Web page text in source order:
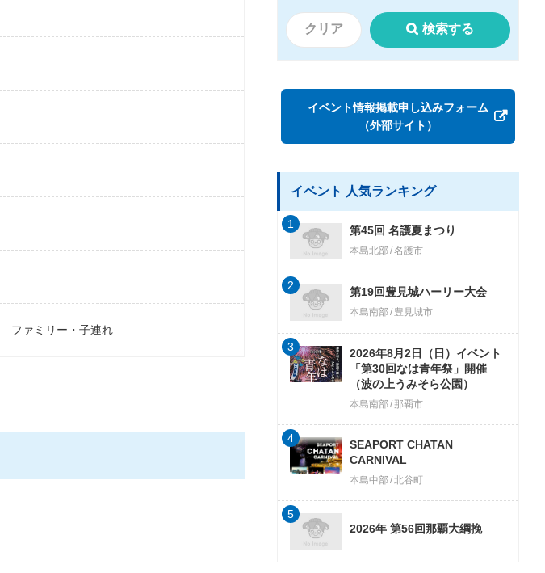
ファミリー・子連れ
クリア 検索する
イベント情報掲載申し込みフォーム
（外部サイト）
イベント 人気ランキング
第45回 名護夏まつり
本島北部 名護市
1
第19回豊見城ハーリー大会
本島南部 豊見城市
2
2026年8月2日（日）イベント
「第30回なは青年祭」開催
（波の上うみそら公園）
本島南部 那覇市
3
SEAPORT CHATAN
CARNIVAL
本島中部 北谷町
4
2026年 第56回那覇大綱挽
5